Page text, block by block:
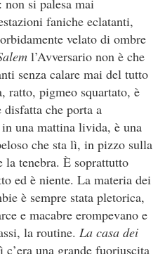
si palesa mai
faniche eclatanti,
velato di ombre
l’Avversario non è che
senza calare mai del tutto
ratto, pigmeo squartato, è
che porta a
una mattina livida, è una
che sta lì, in pizzo sulla
tenebra. È soprattutto
ed è niente. La materia dei
è sempre stata pletorica,
e macabre erompevano e
la routine. La casa dei
una grande fuoriuscita